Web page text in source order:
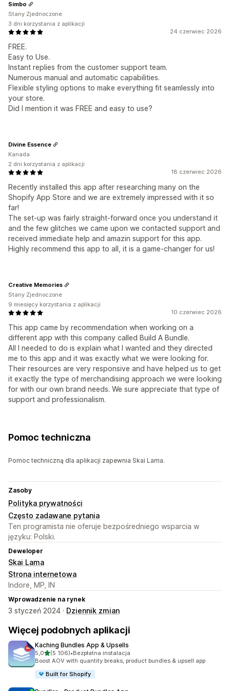
24 czerwiec 2026
FREE.
Easy to Use.
Instant replies from the customer support team.
Numerous manual and automatic capabilities.
Flexible styling options to make everything fit seamlessly into
your store.
Did I mention it was FREE and easy to use?
Simbo
Stany Zjednoczone
3 dni korzystania z aplikacji
18 czerwiec 2026
Recently installed this app after researching many on the
Shopify App Store and we are extremely impressed with it so
far!
The set-up was fairly straight-forward once you understand it
and the few glitches we came upon we contacted support and
received immediate help and amazin support for this app.
Highly recommend this app to all, it is a game-changer for us!
Divine Essence
Kanada
2 dni korzystania z aplikacji
10 czerwiec 2026
This app came by recommendation when working on a
different app with this company called Build A Bundle.
All I needed to do is explain what I wanted and they directed
me to this app and it was exactly what we were looking for.
Their resources are very responsive and have helped us to get
it exactly the type of merchandising approach we were looking
for with our own brand needs. We sure appreciate that type of
support and professionalism.
Creative Memories
Stany Zjednoczone
9 miesięcy korzystania z aplikacji
Pomoc techniczna
Pomoc techniczną dla aplikacji zapewnia Skai Lama.
Zasoby
Polityka prywatności
Często zadawane pytania
Ten programista nie oferuje bezpośredniego wsparcia w
języku: Polski.
Deweloper
Skai Lama
Strona internetowa
Indore, MP, IN
Wprowadzenie na rynek
3 styczeń 2024 · Dziennik zmian
Więcej podobnych aplikacji
Kaching Bundles App & Upsells
5,0na 5 gwiazdek
(5 106)
Łączna liczba recenzji: 5106
•Bezpłatna instalacja
Boost AOV with quantity breaks, product bundles & upsell app
Built for Shopify